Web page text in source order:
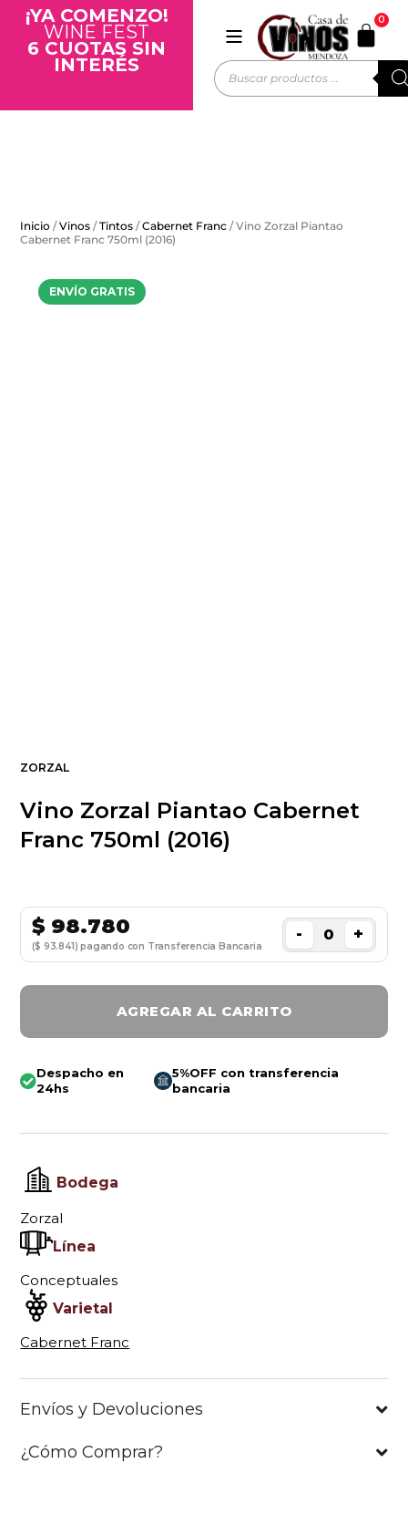
¡YA COMENZO!
WINE FEST
6 CUOTAS SIN
INTERÉS
0
ENVÍO GRATIS
Inicio /Vinos /Tintos /Cabernet Franc / Vino Zorzal Piantao
Cabernet Franc 750ml (2016)
ZORZAL
Vino Zorzal Piantao Cabernet
Franc 750ml (2016)
$98.780
($ 93.841) pagando con Transferencia Bancaria
- +
AGREGAR AL CARRITO
Despacho en
24hs
5%OFF con transferencia
bancaria
Bodega
Zorzal
Línea
Conceptuales
Varietal
Cabernet Franc
Envíos y Devoluciones
¿Cómo Comprar?